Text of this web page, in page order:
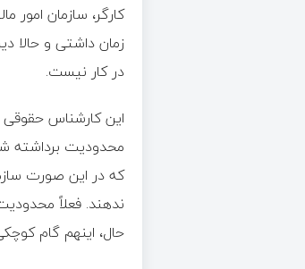
کارگر، سازمان امور
زمان داشتی و حالا
در کار نیست.
این کارشناس حقوقی
که در این صورت
حال، اینهم گام